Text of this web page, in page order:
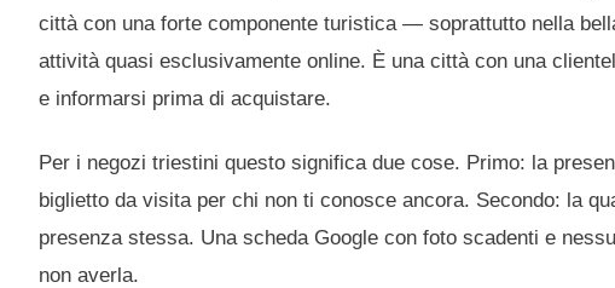
città con una forte componente turistica — soprattutto nella
attività quasi esclusivamente online. È una città con una
e informarsi prima di acquistare.
Per i negozi triestini questo significa due cose. Primo: la
biglietto da visita per chi non ti conosce ancora. Secondo: la
presenza stessa. Una scheda Google con foto scadenti e
non averla.